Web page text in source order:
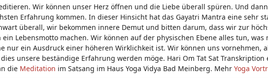
Wir können unser Herz öffnen und die Liebe überall spüren. Und
Erfahrung kommen. In dieser Hinsicht hat das Gayatri Mantra eine sehr
überall, wir bekommen innere Demut und bitten darum, dass wir zur
Lebensmotto machen. Wir können auf der physischen Ebene alles tun, was
nur ein Ausdruck einer höheren Wirklichkeit ist. Wir können uns vornehmen,
unsere beständige Erfahrung werden möge. Hari Om Tat Sat Transkription
die Meditation im Satsang im Haus Yoga Vidya Bad Meinberg. Mehr Yoga